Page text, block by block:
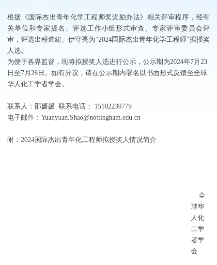
根据《国际杰出青年化学工程师奖奖励办法》相关评审程序，经有
关单位和专家提名、评选工作小组形式审查、专家评审委员会评
审，评选出程道建、伊守亮为“2024国际杰出青年化学工程师”拟授奖
人选。
为便于各界监督，现将拟授奖人选进行公示，公示期为2024年7月23
日至7月26日。如有异议，请在公示期内署名以书面形式反馈至全球
华人化工学者学会。
联系人：邵媛媛 联系电话： 15102239779
电子邮件：Yuanyuan.Shao@nottingham.edu.cn
附：2024国际杰出青年化工程师拟授奖人情况简介
全
球华
人化
工学
者学
会